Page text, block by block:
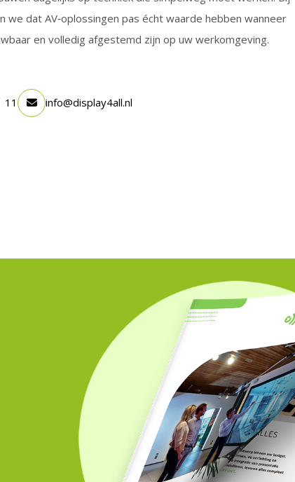
we dat AV‑oplossingen pas écht waarde hebben wanneer
en volledig afgestemd zijn op uw werkomgeving.
11 info@display4all.nl